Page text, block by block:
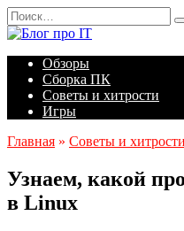
Перейти
к
содержанию
Search
for:
Обзоры
Сборка ПК
Советы и хитрости
Игры
Главная » Советы и хитрости
Узнаем, какой
в Linux